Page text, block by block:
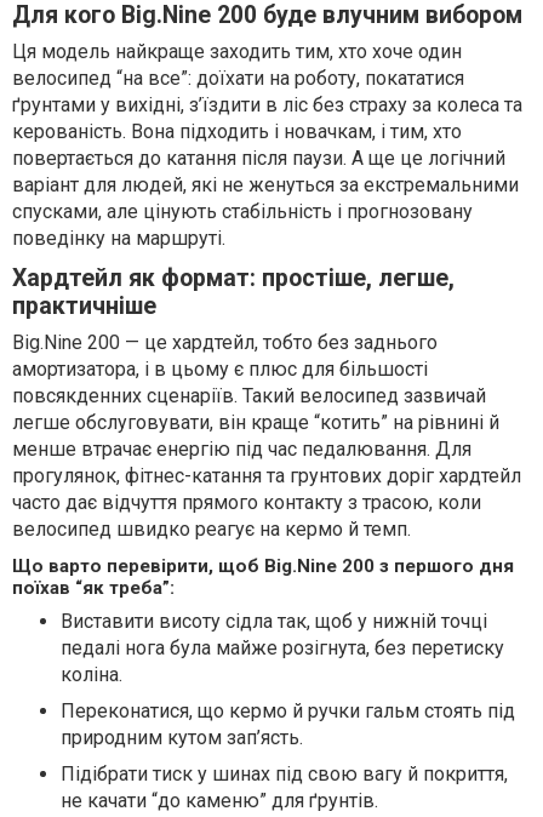
Для кого Big.Nine 200 буде влучним вибором
Ця модель найкраще заходить тим, хто хоче один
велосипед “на все”: доїхати на роботу, покататися
ґрунтами у вихідні, з’їздити в ліс без страху за колеса та
керованість. Вона підходить і новачкам, і тим, хто
повертається до катання після паузи. А ще це логічний
варіант для людей, які не женуться за екстремальними
спусками, але цінують стабільність і прогнозовану
поведінку на маршруті.
Хардтейл як формат: простіше, легше,
практичніше
Big.Nine 200 — це хардтейл, тобто без заднього
амортизатора, і в цьому є плюс для більшості
повсякденних сценаріїв. Такий велосипед зазвичай
легше обслуговувати, він краще “котить” на рівнині й
менше втрачає енергію під час педалювання. Для
прогулянок, фітнес-катання та грунтових доріг хардтейл
часто дає відчуття прямого контакту з трасою, коли
велосипед швидко реагує на кермо й темп.
Що варто перевірити, щоб Big.Nine 200 з першого дня
поїхав “як треба”:
Виставити висоту сідла так, щоб у нижній точці
педалі нога була майже розігнута, без перетиску
коліна.
Переконатися, що кермо й ручки гальм стоять під
природним кутом зап’ясть.
Підібрати тиск у шинах під свою вагу й покриття,
не качати “до каменю” для ґрунтів.